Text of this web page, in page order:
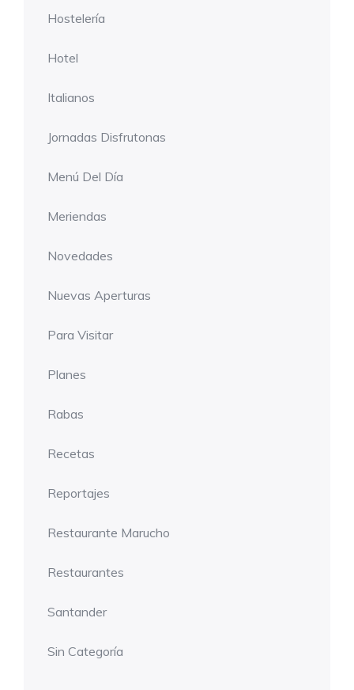
Hostelería
Hotel
Italianos
Jornadas Disfrutonas
Menú Del Día
Meriendas
Novedades
Nuevas Aperturas
Para Visitar
Planes
Rabas
Recetas
Reportajes
Restaurante Marucho
Restaurantes
Santander
Sin Categoría